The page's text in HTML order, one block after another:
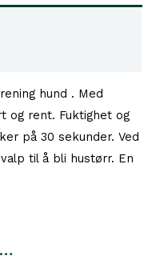
hund . Med
og rent. Fuktighet og
på 30 sekunder. Ved
til å bli hustørr. En